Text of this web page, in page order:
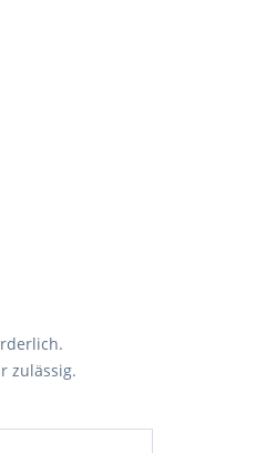
zulässig.